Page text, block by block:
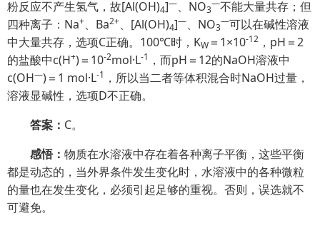
粉反应不产生氢气，故[Al(OH)4]—、NO3
—不能大量共存；但
四种离子：Na+、Ba2+、[Al(OH)4]—、NO3
—可以在碱性溶液
中大量共存，选项C正确。100℃时，KW ＝1×10-12 ，pH＝2
的盐酸中c(H+)＝10-2mol·L-1 ，而pH＝12的NaOH溶液中
c(OH—)＝1 mol·L-1 ，所以当二者等体积混合时NaOH过量，
溶液显碱性，选项D不正确。
答案： C。
感悟： 物质在水溶液中存在着各种离子平衡，这些平衡
都是动态的，当外界条件发生变化时，水溶液中的各种微粒
的量也在发生变化，必须引起足够的重视。否则，误选就不
可避免。